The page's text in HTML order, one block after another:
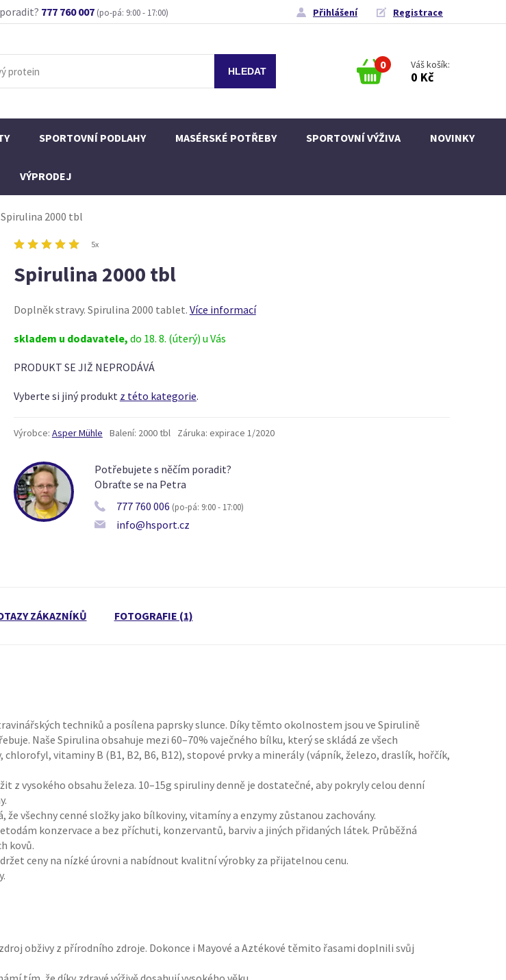
777 760 007 (po-pá: 9:00 - 17:00) Přihlášení Registrace
0 Váš košík:
0 Kč
SPORTOVNÍ PODLAHY MASÉRSKÉ POTŘEBY SPORTOVNÍ VÝŽIVA NOVINKY
VÝPRODEJ
Spirulina 2000 tbl
5x
Spirulina 2000 tbl
Doplněk stravy. Spirulina 2000 tablet. Více informací
skladem u dodavatele, do 18. 8. (úterý) u Vás
PRODUKT SE JIŽ NEPRODÁVÁ
Vyberte si jiný produkt z této kategorie.
Výrobce: Asper Mühle Balení: 2000 tbl Záruka: expirace 1/2020
Potřebujete s něčím poradit?
Obraťte se na Petra
777 760 006 (po-pá: 9:00 - 17:00)
info@hsport.cz
ZÁKAZNÍKŮ FOTOGRAFIE (1)
techniků a posílena paprsky slunce. Díky těmto okolnostem jsou ve Spirulině
Naše Spirulina obsahuje mezi 60–70% vaječného bílku, který se skládá ze všech
vitaminy B (B1, B2, B6, B12), stopové prvky a minerály (vápník, železo, draslík, hořčík,
vysokého obsahu železa. 10–15g spiruliny denně je dostatečné, aby pokryly celou denní
všechny cenné složky jako bílkoviny, vitamíny a enzymy zůstanou zachovány.
konzervace a bez příchuti, konzervantů, barviv a jiných přidaných látek. Průběžná
kovů.
ceny na nízké úrovni a nabídnout kvalitní výrobky za přijatelnou cenu.
obživy z přírodního zdroje. Dokonce i Mayové a Aztékové těmito řasami doplnili svůj